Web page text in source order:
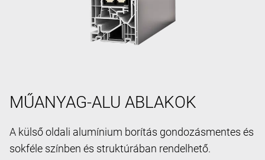
MŰANYAG-ALU ABLAKOK
A külső oldali alumínium borítás gondozásmentes és
sokféle színben és struktúrában rendelhető.